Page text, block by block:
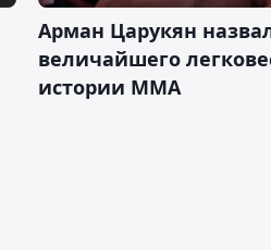
Арман Царукян
величайшего
истории ММА